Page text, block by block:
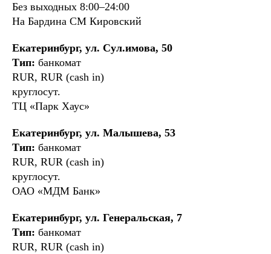
Без выходных 8:00–24:00
На Бардина СМ Кировский
Екатеринбург, ул. Сул.имова, 50
Тип: банкомат
RUR, RUR (cash in)
круглосут.
ТЦ «Парк Хаус»
Екатеринбург, ул. Малышева, 53
Тип: банкомат
RUR, RUR (cash in)
круглосут.
ОАО «МДМ Банк»
Екатеринбург, ул. Генеральская, 7
Тип: банкомат
RUR, RUR (cash in)